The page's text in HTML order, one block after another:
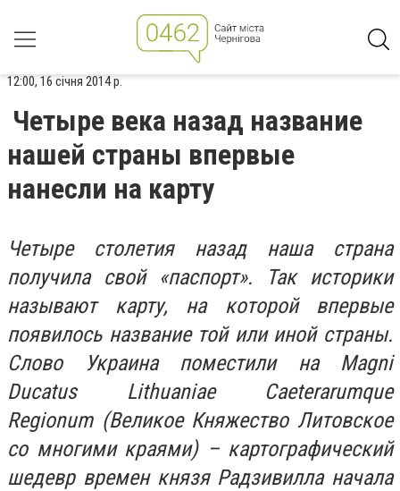
12:00, 16 січня 2014 р.
Четыре века назад название
нашей страны впервые
нанесли на карту
Четыре столетия назад наша страна
получила свой «паспорт». Так историки
называют карту, на которой впервые
появилось название той или иной страны.
Слово Украина поместили на Magni
Ducatus Lithuaniae Caeterarumque
Regionum (Великое Княжество Литовское
со многими краями) – картографический
шедевр времен князя Радзивилла начала